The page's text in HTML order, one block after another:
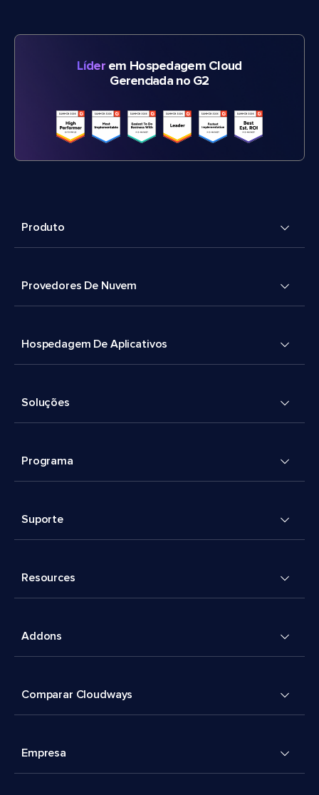
Líderem Hospedagem Cloud
Gerenciada no G2
Produto
Provedores De Nuvem
Hospedagem De Aplicativos
Soluções
Programa
Suporte
Resources
Addons
Comparar Cloudways
Empresa